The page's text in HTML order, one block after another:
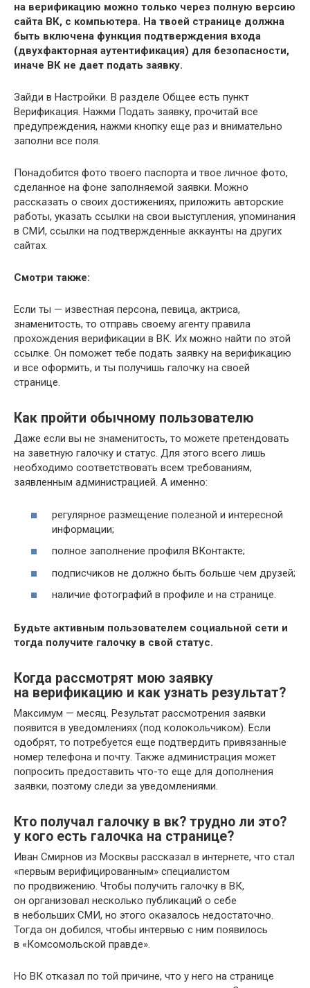
на верификацию можно только через полную версию
сайта ВК, с компьютера. На твоей странице должна
быть включена функция подтверждения входа
(двухфакторная аутентификация) для безопасности,
иначе ВК не дает подать заявку.
Зайди в Настройки. В разделе Общее есть пункт
Верификация. Нажми Подать заявку, прочитай все
предупреждения, нажми кнопку еще раз и внимательно
заполни все поля.
Понадобится фото твоего паспорта и твое личное фото,
сделанное на фоне заполняемой заявки. Можно
рассказать о своих достижениях, приложить авторские
работы, указать ссылки на свои выступления, упоминания
в СМИ, ссылки на подтвержденные аккаунты на других
сайтах.
Смотри также:
Если ты — известная персона, певица, актриса,
знаменитость, то отправь своему агенту правила
прохождения верификации в ВК. Их можно найти по этой
ссылке. Он поможет тебе подать заявку на верификацию
и все оформить, и ты получишь галочку на своей
странице.
Как пройти обычному пользователю
Даже если вы не знаменитость, то можете претендовать
на заветную галочку и статус. Для этого всего лишь
необходимо соответствовать всем требованиям,
заявленным администрацией. А именно:
регулярное размещение полезной и интересной
информации;
полное заполнение профиля ВКонтакте;
подписчиков не должно быть больше чем друзей;
наличие фотографий в профиле и на странице.
Будьте активным пользователем социальной сети и
тогда получите галочку в свой статус.
Когда рассмотрят мою заявку
на верификацию и как узнать результат?
Максимум — месяц. Результат рассмотрения заявки
появится в уведомлениях (под колокольчиком). Если
одобрят, то потребуется еще подтвердить привязанные
номер телефона и почту. Также администрация может
попросить предоставить что-то еще для дополнения
заявки, поэтому следи за уведомлениями.
Кто получал галочку в вк? трудно ли это?
у кого есть галочка на странице?
Иван Смирнов из Москвы рассказал в интернете, что стал
«первым верифицированным» специалистом
по продвижению. Чтобы получить галочку в ВК,
он организовал несколько публикаций о себе
в небольших СМИ, но этого оказалось недостаточно.
Тогда он добился, чтобы интервью с ним появилось
в «Комсомольской правде».
Но ВК отказал по той причине, что у него на странице